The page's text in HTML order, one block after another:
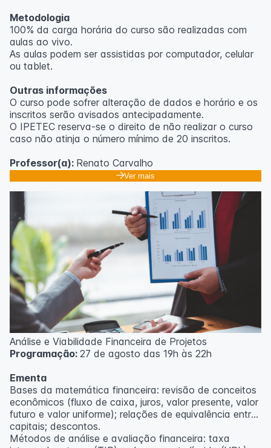
Metodologia
100% da carga horária do curso são realizadas com
aulas ao vivo.
As aulas podem ser assistidas por computador, celular
ou tablet.
Outras informações
O curso pode sofrer alteração de dados e horário e os
inscritos serão avisados ​​antecipadamente.
O IPETEC reserva-se o direito de não realizar o curso
caso não atinja o número mínimo de 20 inscritos.
Professor(a): Renato Carvalho
Ver mais
Análise e Viabilidade Financeira de Projetos
Programação: 27 de agosto das 19h às 22h
Ementa
Bases da matemática financeira: revisão de conceitos
econômicos (fluxo de caixa, juros, valor presente, valor
futuro e valor uniforme); relações de equivalência entre
capitais; descontos.
Métodos de análise e avaliação financeira: taxa